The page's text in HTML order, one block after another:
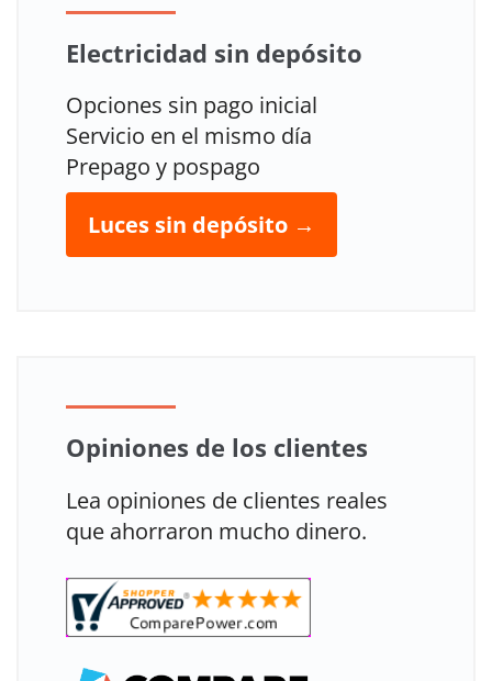
Electricidad sin depósito
Opciones sin pago inicial
Servicio en el mismo día
Prepago y pospago
Luces sin depósito →
Opiniones de los clientes
Lea opiniones de clientes reales
que ahorraron mucho dinero.